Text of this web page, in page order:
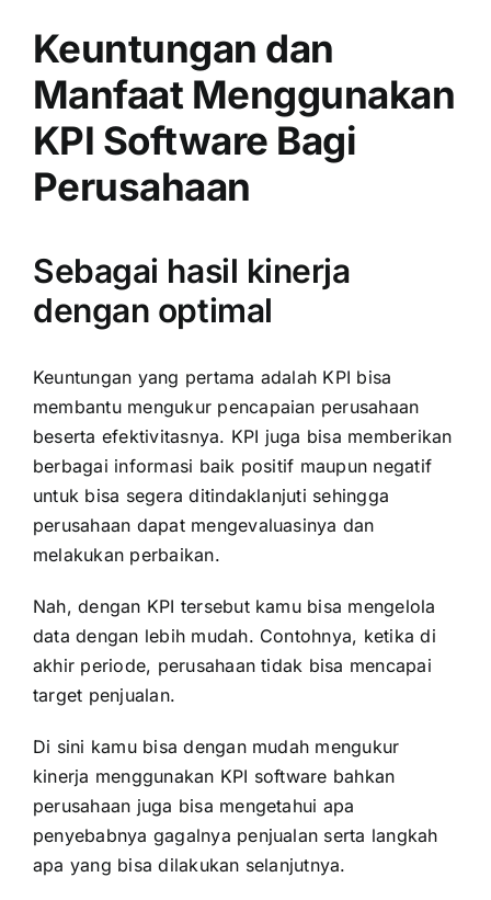
Keuntungan dan
Manfaat Menggunakan
KPI Software Bagi
Perusahaan
Sebagai hasil kinerja
dengan optimal
Keuntungan yang pertama adalah KPI bisa
membantu mengukur pencapaian perusahaan
beserta efektivitasnya. KPI juga bisa memberikan
berbagai informasi baik positif maupun negatif
untuk bisa segera ditindaklanjuti sehingga
perusahaan dapat mengevaluasinya dan
melakukan perbaikan.
Nah, dengan KPI tersebut kamu bisa mengelola
data dengan lebih mudah. Contohnya, ketika di
akhir periode, perusahaan tidak bisa mencapai
target penjualan.
Di sini kamu bisa dengan mudah mengukur
kinerja menggunakan KPI software bahkan
perusahaan juga bisa mengetahui apa
penyebabnya gagalnya penjualan serta langkah
apa yang bisa dilakukan selanjutnya.